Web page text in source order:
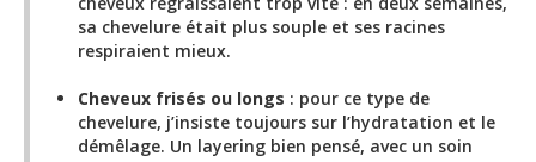
sa chevelure était plus souple et ses racines
respiraient mieux.
Cheveux frisés ou longs : pour ce type de
chevelure, j’insiste toujours sur l’hydratation et le
démêlage. Un layering bien pensé, avec un soin